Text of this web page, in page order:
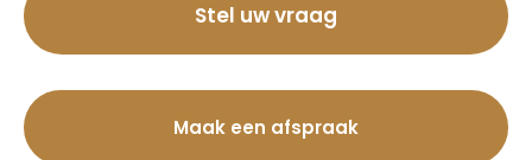
Stel uw vraag
Maak een afspraak